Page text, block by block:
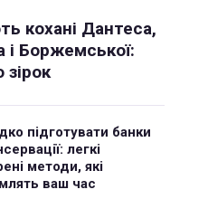
кохані Дантеса,
і Боржемської:
зірок
підготувати банки
легкі
методи, які
ваш час